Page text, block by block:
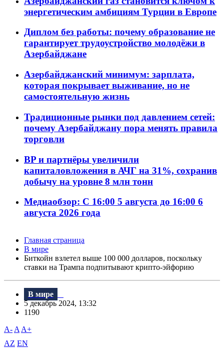
энергетическим амбициям Турции в Европе
Диплом без работы: почему образование не
гарантирует трудоустройство молодёжи в
Азербайджане
Азербайджанский минимум: зарплата,
которая покрывает выживание, но не
самостоятельную жизнь
Традиционные рынки под давлением сетей:
почему Азербайджану пора менять правила
торговли
BP и партнёры увеличили
капиталовложения в АЧГ на 31%, сохранив
добычу на уровне 8 млн тонн
Медиаобзор: С 16:00 5 августа до 16:00 6
августа 2026 года
Главная страница
В мире
Биткойн взлетел выше 100 000 долларов, поскольку
ставки на Трампа подпитывают крипто-эйфорию
В мире
5 декабрь 2024, 13:32
1190
A- A A+
AZ EN